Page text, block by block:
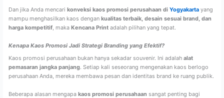
Dan jika Anda mencari konveksi kaos promosi perusahaan di Yogyakartayang
mampu menghasilkan kaos dengan kualitas terbaik, desain sesuai brand, dan
harga kompetitif, maka Kencana Printadalah pilihan yang tepat.
Kenapa Kaos Promosi Jadi Strategi Branding yang Efektif?
Kaos promosi perusahaan bukan hanya sekadar souvenir. Ini adalah alat
pemasaran jangka panjang. Setiap kali seseorang mengenakan kaos berlogo
perusahaan Anda, mereka membawa pesan dan identitas brand ke ruang publik.
Beberapa alasan mengapa kaos promosi perusahaan sangat penting bagi